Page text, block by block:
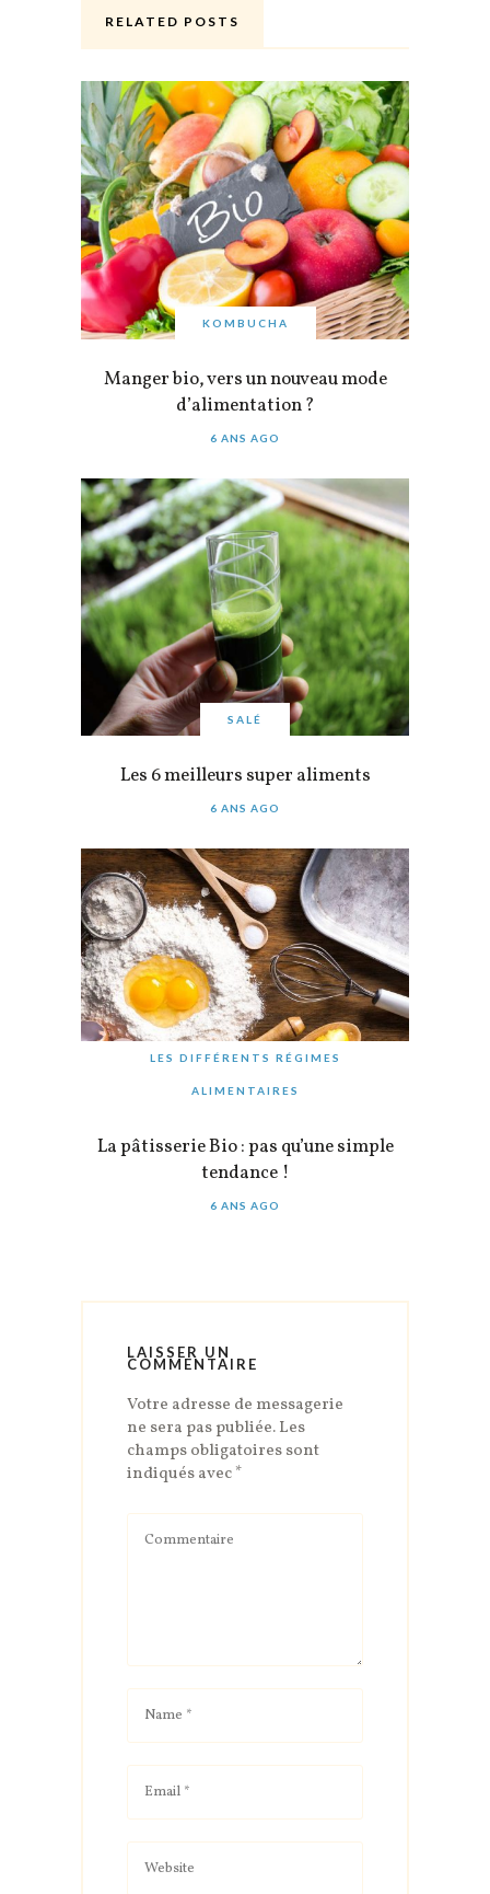
RELATED POSTS
KOMBUCHA
Manger bio, vers un nouveau mode
d’alimentation ?
6 ANS AGO
SALÉ
Les 6 meilleurs super aliments
6 ANS AGO
LES DIFFÉRENTS RÉGIMES
ALIMENTAIRES
La pâtisserie Bio : pas qu’une simple
tendance !
6 ANS AGO
LAISSER UN
COMMENTAIRE
Votre adresse de messagerie
ne sera pas publiée.Les
champs obligatoires sont
indiqués avec*